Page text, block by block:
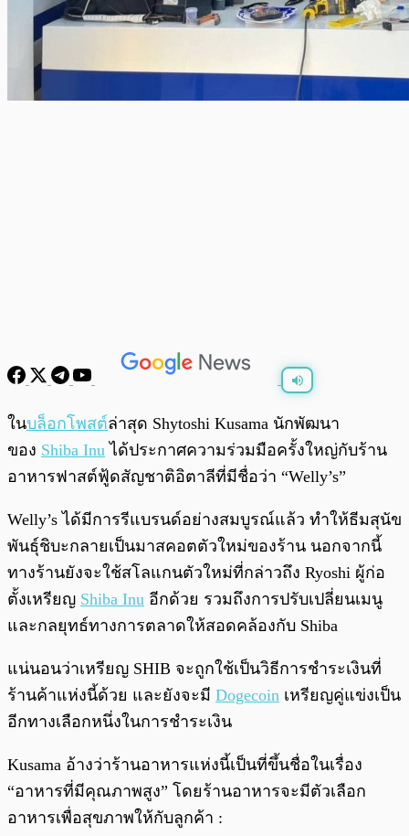
พร้อมเล่น
ในบล็อกโพสต์ล่าสุด Shytoshi Kusama นักพัฒนา
ของ Shiba Inu ได้ประกาศความร่วมมือครั้งใหญ่กับร้าน
อาหารฟาสต์ฟู้ดสัญชาติอิตาลีที่มีชื่อว่า “Welly’s”
Welly’s ได้มีการรีแบรนด์อย่างสมบูรณ์แล้ว ทำให้ธีมสุนัข
พันธุ์ชิบะกลายเป็นมาสคอตตัวใหม่ของร้าน นอกจากนี้
ทางร้านยังจะใช้สโลแกนตัวใหม่ที่กล่าวถึง Ryoshi ผู้ก่อ
ตั้งเหรียญ Shiba Inu อีกด้วย รวมถึงการปรับเปลี่ยนเมนู
และกลยุทธ์ทางการตลาดให้สอดคล้องกับ Shiba
แน่นอนว่าเหรียญ SHIB จะถูกใช้เป็นวิธีการชำระเงินที่
ร้านค้าแห่งนี้ด้วย และยังจะมี Dogecoin เหรียญคู่แข่งเป็น
อีกทางเลือกหนึ่งในการชำระเงิน
Kusama อ้างว่าร้านอาหารแห่งนี้เป็นที่ขึ้นชื่อในเรื่อง
“อาหารที่มีคุณภาพสูง” โดยร้านอาหารจะมีตัวเลือก
อาหารเพื่อสุขภาพให้กับลูกค้า :